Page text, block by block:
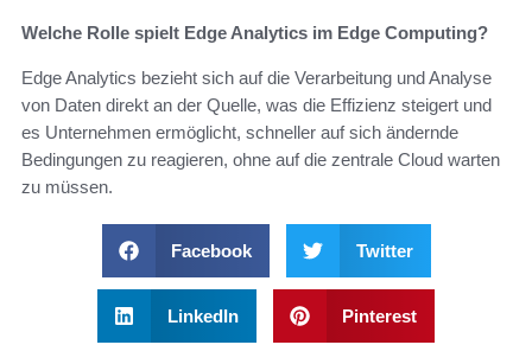
Welche Rolle spielt Edge Analytics im Edge Computing?
Edge Analytics bezieht sich auf die Verarbeitung und Analyse
von Daten direkt an der Quelle, was die Effizienz steigert und
es Unternehmen ermöglicht, schneller auf sich ändernde
Bedingungen zu reagieren, ohne auf die zentrale Cloud warten
zu müssen.
Facebook Twitter
LinkedIn Pinterest